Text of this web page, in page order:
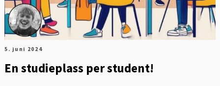
5. juni 2024
En studieplass per student!